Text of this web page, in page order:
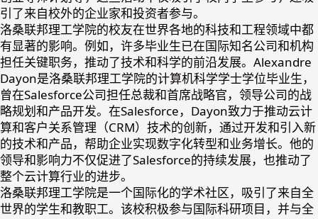
引了来自校外的企业家和投资者参与。
洛桑联邦理工学院的校友在世界各地的科技和工程领域中都
有显著的影响。例如，许多毕业生已在国际知名公司和机构
担任关键职务，推动了技术和科学的前沿发展。Alexandre
Dayon是洛桑联邦理工学院的计算机科学学士学位毕业生，
曾在Salesforce公司担任总裁和首席战略官，领导公司的战
略规划和产品开发。在Salesforce，Dayon致力于推动云计
算和客户关系管理（CRM）技术的创新，通过开发和引入新
的技术和产品，帮助企业实现数字化转型和业务增长。他的
领导和影响力不仅促进了Salesforce的持续发展，也推动了
整个云计算行业的进步。
洛桑联邦理工学院是一个国际化的学术社区，吸引了来自全
世界的学生和教职工。该校积极参与国际科研项目，并与全